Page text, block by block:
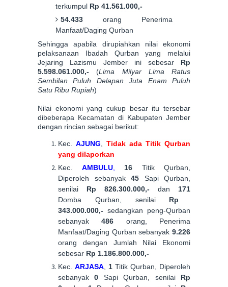
terkumpul Rp 41.561.000,-
54.433 orang Penerima
Manfaat/Daging Qurban
Sehingga apabila dirupiahkan nilai ekonomi
pelaksanaan Ibadah Qurban yang melalui
Jejaring Lazismu Jember ini sebesar Rp
5.598.061.000,- (Lima Milyar Lima Ratus
Sembilan Puluh Delapan Juta Enam Puluh
Satu Ribu Rupiah)
Nilai ekonomi yang cukup besar itu tersebar
dibeberapa Kecamatan di Kabupaten Jember
dengan rincian sebagai berikut:
Kec. AJUNG
Tidak ada Titik Qurban
yang dilaporkan
Kec. AMBULU, 16 Titik Qurban,
Diperoleh sebanyak 45 Sapi Qurban,
senilai Rp 826.300.000,- dan 171
Domba Qurban, senilai Rp
343.000.000,- sedangkan peng-Qurban
sebanyak486 orang, Penerima
Manfaat/Daging Qurban sebanyak 9.226
orang dengan Jumlah Nilai Ekonomi
sebesar Rp 1.186.800.000,-
Kec. ARJASA 1 Titik Qurban, Diperoleh
sebanyak0 Sapi Qurban, senilai Rp